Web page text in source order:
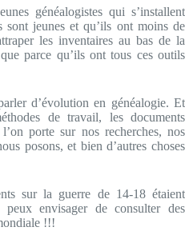
généalogistes qui s’installent
sont jeunes et qu’ils ont moins de
les inventaires au bas de la
parce qu’ils ont tous ces outils
d’évolution en généalogie. Et
de travail, les documents
porte sur nos recherches, nos
posons, et bien d’autres choses
sur la guerre de 14-18 étaient
peux envisager de consulter des
!!!